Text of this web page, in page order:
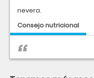
nevera.
Consejo nutricional